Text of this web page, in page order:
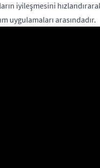
iyileşmesini
uygulamaları arasındadır.